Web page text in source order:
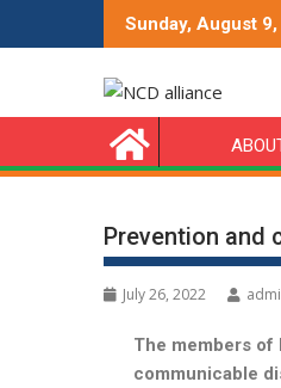
Sunday, August
Prevention and
July 26, 2022
The members of
communicable